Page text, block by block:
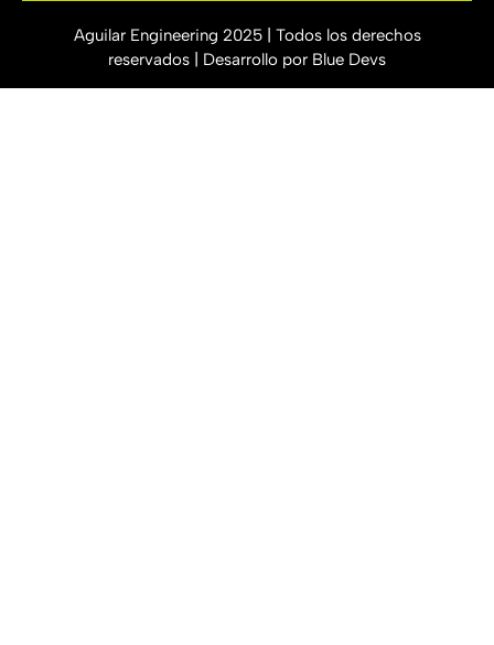
Aguilar Engineering 2025 | Todos los derechos
reservados | Desarrollo por Blue Devs